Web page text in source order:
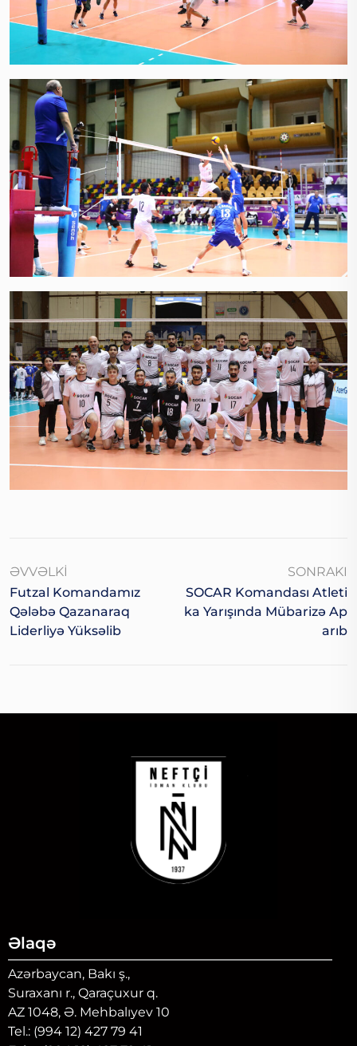
ƏVVƏLKI
Futzal Komandamız
Qələbə Qazanaraq
Liderliyə Yüksəlib
SONRAKI
SOCAR Komandası Atleti
Ka Yarışında Mübarizə Ap
Arıb
Əlaqə
Azərbaycan, Bakı ş.,
Suraxanı r., Qaraçuxur q.
AZ 1048, Ə. Mehbalıyev 10
Tel.: (994 12) 427 79 41